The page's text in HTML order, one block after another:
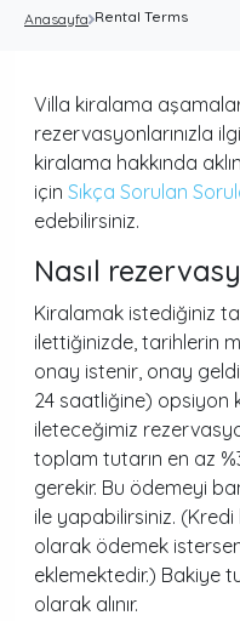
Anasayfa Rental Terms
Villa kiralama
rezervasyonlarınızla
kiralama hakkında
için Sıkça Sorulan
edebilirsiniz.
Nasıl
Kiralamak istediğiniz
ilettiğinizde, tarihlerin
onay istenir, onay
24 saatliğine) opsiyon
ileteceğimiz
toplam tutarın en az
gerekir. Bu ödemeyi
ile yapabilirsiniz. (Kredi
olarak ödemek
eklemektedir.) Bakiye
olarak alınır.